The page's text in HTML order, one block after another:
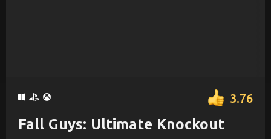
3.76
Fall Guys: Ultimate Knockout